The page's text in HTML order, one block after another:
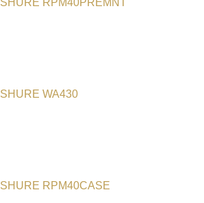
SHURE RPM40PREMNT
SHURE WA430
SHURE RPM40CASE